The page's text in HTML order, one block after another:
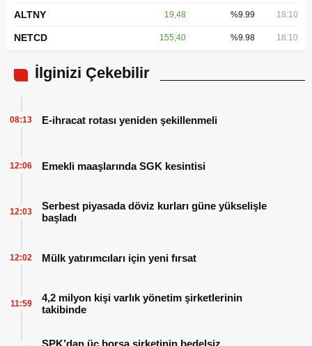
ALTNY 19,48 %9.99 18:10
NETCD 155,40 %9.98 18:10
İlginizi Çekebilir
E-ihracat rotası yeniden şekillenmeli
08:13
Emekli maaşlarında SGK kesintisi
12:06
Serbest piyasada döviz kurları güne yükselişle
başladı
12:03
Mülk yatırımcıları için yeni fırsat
12:02
4,2 milyon kişi varlık yönetim şirketlerinin
takibinde
11:59